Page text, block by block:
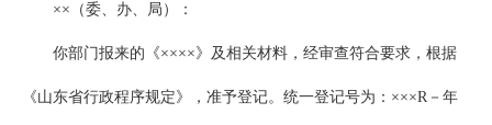
××（委、办、局）：
你部门报来的《××××》及相关材料，经审查符合要求，根据
《山东省行政程序规定》，准予登记。统一登记号为：×××R－年